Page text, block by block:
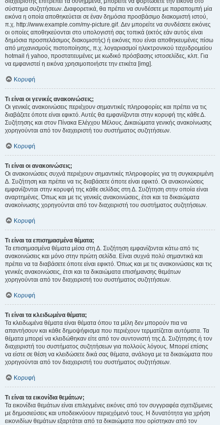
σύστημα συζητήσεων. Διαφορετικά, θα πρέπει να συνδέσετε με παραπομπή μία
εικόνα η οποία αποθηκεύεται σε έναν δημόσια προσβάσιμο διακομιστή ιστού,
π.χ. http://www.example.com/my-picture.gif. Δεν μπορείτε να συνδέσετε εικόνες
οι οποίες αποθηκεύονται στο υπολογιστή σας τοπικά (εκτός εάν αυτός είναι
δημόσια προσπελάσιμος διακομιστής) ή εικόνες που είναι αποθηκευμένες πίσω
από μηχανισμούς πιστοποίησης, π.χ. λογαριασμοί ηλεκτρονικού ταχυδρομείου
hotmail ή yahoo, προστατευμένες με κωδικό πρόσβασης ιστοσελίδες, κλπ. Για
να εμφανιστεί η εικόνα χρησιμοποιήστε την ετικέτα [img].
Κορυφή
Τι είναι οι γενικές ανακοινώσεις;
Οι γενικές ανακοινώσεις περιέχουν σημαντικές πληροφορίες και πρέπει να τις
διαβάζετε όποτε είναι εφικτό. Αυτές θα εμφανίζονται στην κορυφή της κάθε Δ.
Συζήτησης και στον Πίνακα Ελέγχου Μέλους. Δικαιώματα γενικής ανακοίνωσης
χορηγούνται από τον διαχειριστή του συστήματος συζητήσεων.
Κορυφή
Τι είναι οι ανακοινώσεις;
Οι ανακοινώσεις συχνά περιέχουν σημαντικές πληροφορίες για τη συγκεκριμένη
Δ. Συζήτηση και πρέπει να τις διαβάσετε όποτε είναι εφικτό. Οι ανακοινώσεις
εμφανίζονται στην κορυφή της κάθε σελίδας στη Δ. Συζήτηση στην οποία είναι
αναρτημένες. Όπως και με τις γενικές ανακοινώσεις, έτσι και τα δικαιώματα
ανακοίνωσης χορηγούνται από τον διαχειριστή του συστήματος συζητήσεων.
Κορυφή
Τι είναι τα επισημασμένα θέματα;
Τα επισημασμένα θέματα μέσα στη Δ. Συζήτηση εμφανίζονται κάτω από τις
ανακοινώσεις και μόνο στην πρώτη σελίδα. Είναι συχνά πολύ σημαντικά και
πρέπει να τα διαβάσετε όποτε είναι εφικτό. Όπως και με τις ανακοινώσεις και τις
γενικές ανακοινώσεις, έτσι και τα δικαιώματα επισήμανσης θεμάτων
χορηγούνται από τον διαχειριστή του συστήματος συζητήσεων.
Κορυφή
Τι είναι τα κλειδωμένα θέματα;
Τα κλειδωμένα θέματα είναι θέματα όπου τα μέλη δεν μπορούν πια να
απαντήσουν και κάθε δημοψήφισμα που περιέχουν τερματίζεται αυτόματα. Τα
θέματα μπορεί να κλειδώθηκαν είτε από τον συντονιστή της Δ. Συζήτησης ή τον
διαχειριστή του συστήματος συζητήσεων για πολλούς λόγους. Μπορεί επίσης
να είστε σε θέση να κλειδώσετε δικά σας θέματα, ανάλογα με τα δικαιώματα που
χορηγούνται από τον διαχειριστή του συστήματος συζητήσεων.
Κορυφή
Τι είναι τα εικονίδια θεμάτων;
Τα εικονίδια θεμάτων είναι επιλεγμένες εικόνες από τον συγγραφέα σχετιζόμενες
με δημοσιεύσεις και υποδεικνύουν περιεχόμενό τους. Η δυνατότητα για χρήση
εικονιδίων θεμάτων εξαρτάται από τα δικαιώματα που ορίστηκαν από τον